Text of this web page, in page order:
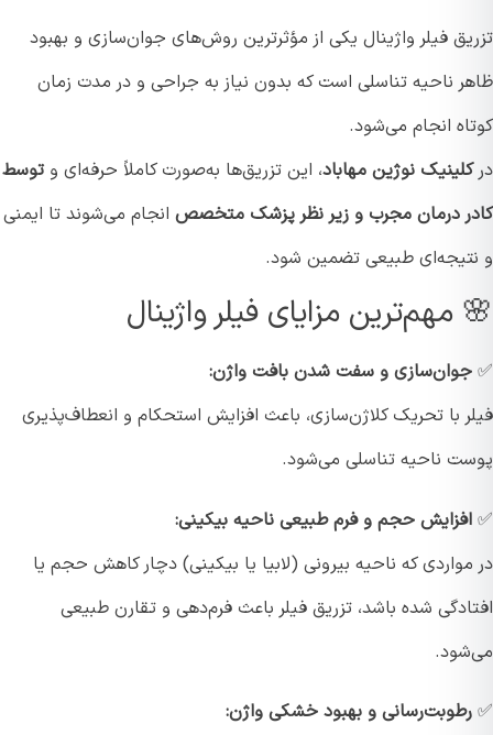
فیلر واژینال یکی از مؤثرترین روش‌های جوان‌سازی و بهبود
ناحیه تناسلی است که بدون نیاز به جراحی و در مدت زمان
انجام می‌شود.
نوژین مهاباد، این تزریق‌ها به‌صورت کاملاً حرفه‌ای وتوسط
درمان مجرب و زیر نظر پزشک متخصصانجام می‌شوند تا ایمنی
طبیعی تضمین شود.
مزایای فیلر واژینال
و سفت شدن بافت واژن:
با تحریک کلاژن‌سازی، باعث افزایش استحکام و انعطاف‌پذیری
ناحیه تناسلی می‌شود.
حجم و فرم طبیعی ناحیه بیکینی:
که ناحیه بیرونی (لابیا یا بیکینی) دچار کاهش حجم یا
شده باشد، تزریق فیلر باعث فرم‌دهی و تقارن طبیعی
و بهبود خشکی واژن: